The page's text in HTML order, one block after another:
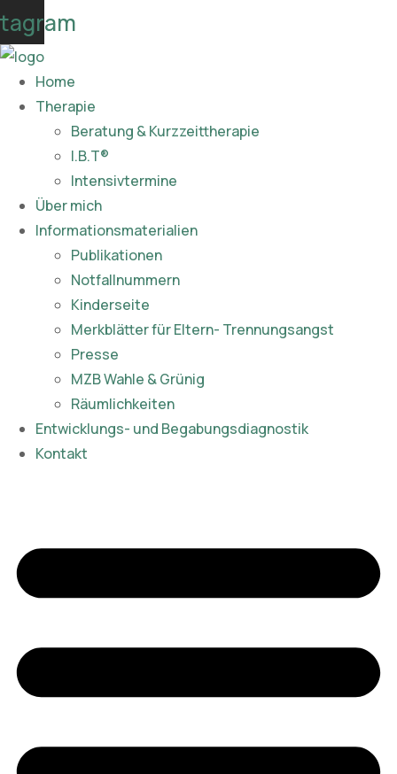
Skip
to
content
Home
Therapie
Beratung & Kurzzeittherapie
I.B.T®
Intensivtermine
Über mich
Informationsmaterialien
Publikationen​
Notfallnummern
Kinderseite
Merkblätter für Eltern- Trennungsangst
Presse
MZB Wahle & Grünig
Räumlichkeiten
Entwicklungs- und Begabungsdiagnostik
Kontakt